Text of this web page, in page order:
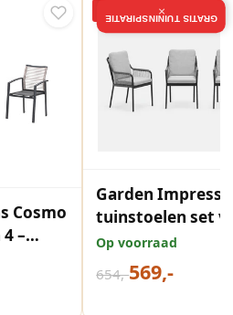
Cosmo
–
Nu 13% goedkoper
Garden
tuinstoelen set
carbon black /
Op voorraad
654,-569,-
GRATIS TUININSPIRATIE
×